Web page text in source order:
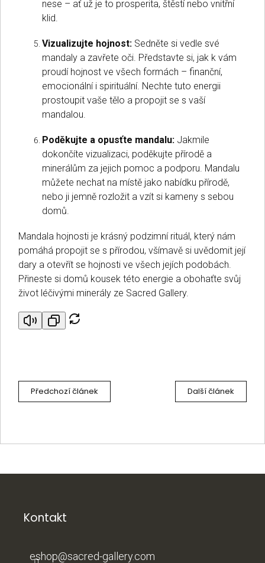
nese – ať už je to prosperita, štěstí nebo vnitřní
klid.
Vizualizujte hojnost: Sedněte si vedle své
mandaly a zavřete oči. Představte si, jak k vám
proudí hojnost ve všech formách – finanční,
emocionální i spirituální. Nechte tuto energii
prostoupit vaše tělo a propojit se s vaší
mandalou.
Poděkujte a opusťte mandalu: Jakmile
dokončíte vizualizaci, poděkujte přírodě a
minerálům za jejich pomoc a podporu. Mandalu
můžete nechat na místě jako nabídku přírodě,
nebo ji jemně rozložit a vzít si kameny s sebou
domů.
Mandala hojnosti je krásný podzimní rituál, který nám
pomáhá propojit se s přírodou, všímavě si uvědomit její
dary a otevřít se hojnosti ve všech jejích podobách.
Přineste si domů kousek této energie a obohaťte svůj
život léčivými minerály ze Sacred Gallery.
Předchozí článek Další článek
Z
Kontakt
eshop@sacred-gallery.com